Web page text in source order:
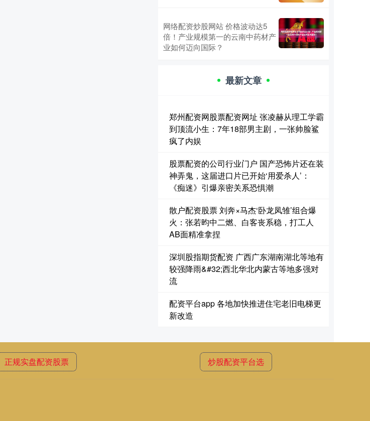
网络配资炒股网站 价格波动达5
倍！产业规模第一的云南中药材产
业如何迈向国际？
最新文章
郑州配资网股票配资网址 张凌赫从理工学霸
到顶流小生：7年18部男主剧，一张帅脸鲨
疯了内娱
股票配资的公司行业门户 国产恐怖片还在装
神弄鬼，这届进口片已开始‘用爱杀人’：
《痴迷》引爆亲密关系恐惧潮
散户配资股票 刘奔×马杰‘卧龙凤雏’组合爆
火：张若昀中二燃、白客丧系稳，打工人
AB面精准拿捏
深圳股指期货配资 广西广东湖南湖北等地有
较强降雨&#32;西北华北内蒙古等地多强对
流
配资平台app 各地加快推进住宅老旧电梯更
新改造
正规实盘配资股票 炒股配资平台选